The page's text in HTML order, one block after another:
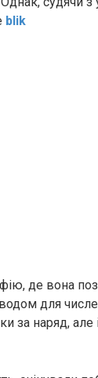
blik
де вона
для
за наряд, але